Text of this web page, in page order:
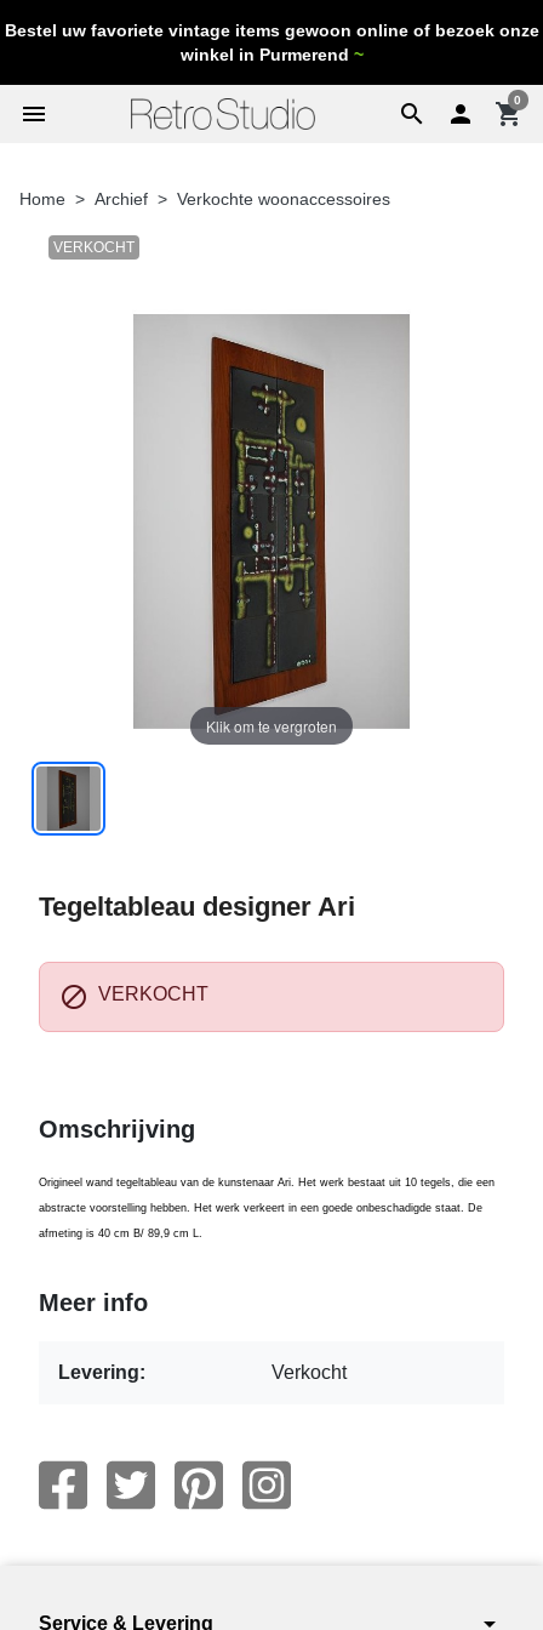
Bestel uw favoriete vintage items gewoon online of bezoek onze
winkel in Purmerend ~
search
menu  shopping_cart
0
Home Archief Verkochte woonaccessoires
VERKOCHT
Klik om te vergroten
Tegeltableau designer Ari
 VERKOCHT
Omschrijving
Origineel wand tegeltableau van de kunstenaar Ari. Het werk bestaat uit 10 tegels, die een
abstracte voorstelling hebben. Het werk verkeert in een goede onbeschadigde staat. De
afmeting is 40 cm B/ 89,9 cm L.
Meer info
Levering: Verkocht
Service & Levering